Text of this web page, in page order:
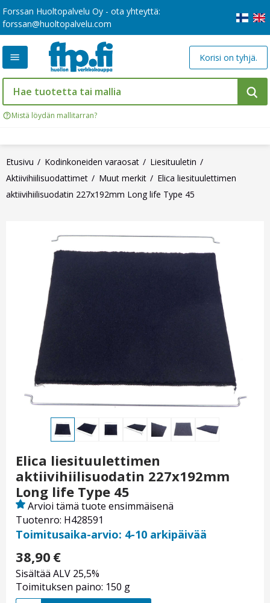
Forssan Huoltopalvelu Oy - ota yhteyttä:
forssan@huoltopalvelu.com
Mistä löydän mallitarran?
Korisi on tyhjä.
Etusivu Kodinkoneiden varaosat
Liesituuletin
Aktiivihiilisuodattimet
Muut merkit
Elica liesituulettimen
aktiivihiilisuodatin 227x192mm Long life Type 45
Elica liesituulettimen
aktiivihiilisuodatin 227x192mm
Long life Type 45
Tuotenro: H428591
Arvioi tämä tuote ensimmäisenä
Toimitusaika-arvio: 4-10 arkipäivää
38,90 €
Sisältää ALV 25,5%
Toimituksen paino: 150 g